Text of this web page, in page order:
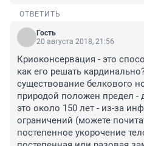
ОТВЕТИТЬ
Гость
20 августа 2018, 21:56
Криоконсервация - это
как его решать
существование белкового
природой положен предел -
это около 150 лет - из-за
ограничений (можете
постепенное укорочение